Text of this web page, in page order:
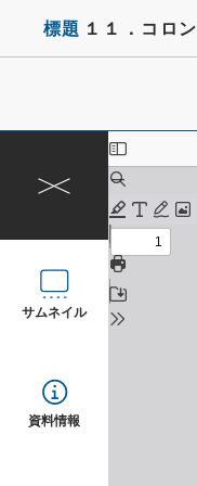
標題 １１．コロ
サムネイル
資料情報